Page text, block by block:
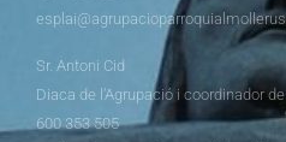
Sr. Antoni Cid
Diaca de l’Agrupació i coordinador
600 353 505